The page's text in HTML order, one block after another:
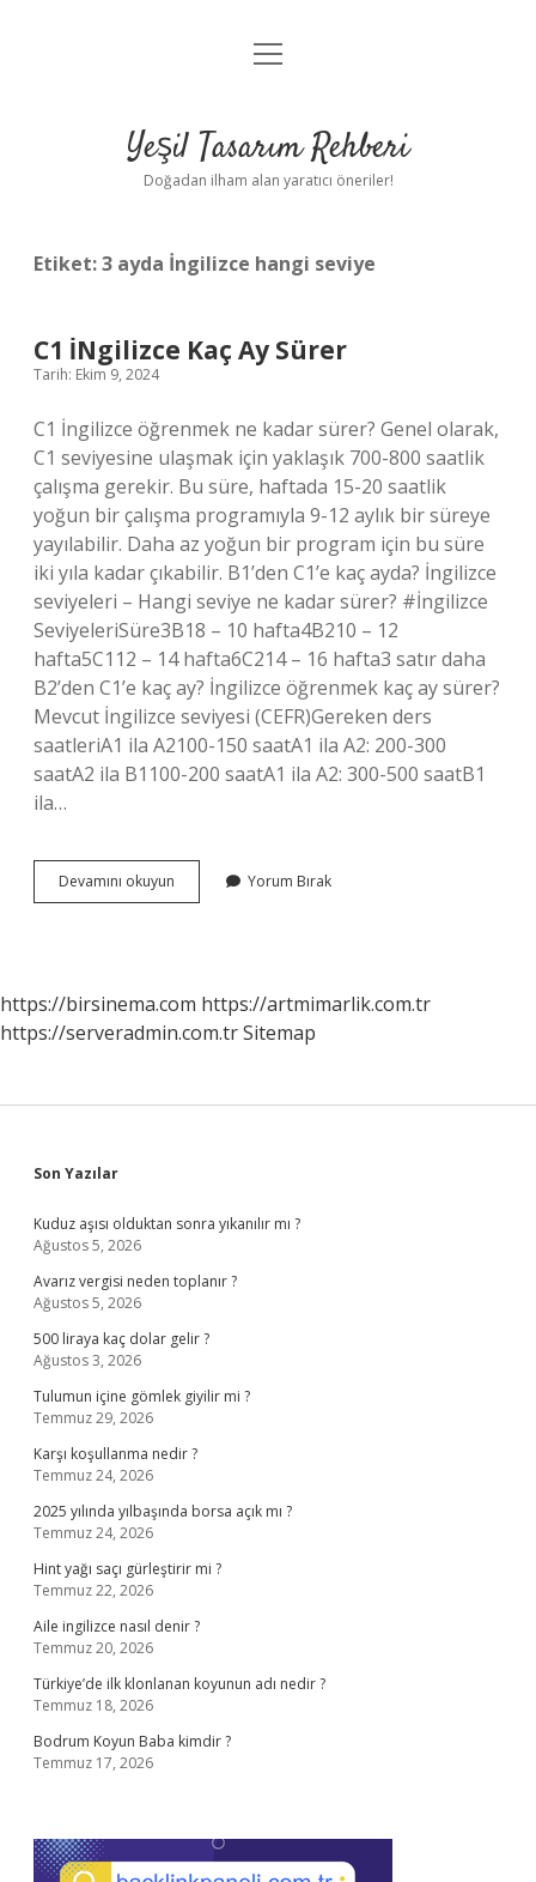
Anasayfa
Yasal Uyarı
menüyü
Yeşil Tasarım Rehberi
Doğadan ilham alan yaratıcı öneriler!
Etiket:3 ayda İngilizce hangi seviye
C1 İNgilizce Kaç Ay Sürer
Tarih: Ekim 9, 2024
C1 İngilizce öğrenmek ne kadar sürer? Genel olarak,
C1 seviyesine ulaşmak için yaklaşık 700-800 saatlik
çalışma gerekir. Bu süre, haftada 15-20 saatlik
yoğun bir çalışma programıyla 9-12 aylık bir süreye
yayılabilir. Daha az yoğun bir program için bu süre
iki yıla kadar çıkabilir. B1’den C1’e kaç ayda? İngilizce
seviyeleri – Hangi seviye ne kadar sürer? #İngilizce
SeviyeleriSüre3B18 – 10 hafta4B210 – 12
hafta5C112 – 14 hafta6C214 – 16 hafta3 satır daha
B2’den C1’e kaç ay? İngilizce öğrenmek kaç ay sürer?
Mevcut İngilizce seviyesi (CEFR)Gereken ders
saatleriA1 ila A2100-150 saatA1 ila A2: 200-300
saatA2 ila B1100-200 saatA1 ila A2: 300-500 saatB1
ila…
Devamını okuyun
İNgilizce
Yorum Bırak
https://birsinema.com https://artmimarlik.com.tr
https://serveradmin.com.trSitemap
Sidebar
Son Yazılar
Kuduz aşısı olduktan sonra yıkanılır mı ?
Ağustos 5, 2026
Avarız vergisi neden toplanır ?
Ağustos 5, 2026
500 liraya kaç dolar gelir ?
Ağustos 3, 2026
Tulumun içine gömlek giyilir mi ?
Temmuz 29, 2026
Karşı koşullanma nedir ?
Temmuz 24, 2026
2025 yılında yılbaşında borsa açık mı ?
Temmuz 24, 2026
Hint yağı saçı gürleştirir mi ?
Temmuz 22, 2026
Aile ingilizce nasıl denir ?
Temmuz 20, 2026
Türkiye’de ilk klonlanan koyunun adı nedir ?
Temmuz 18, 2026
Bodrum Koyun Baba kimdir ?
Temmuz 17, 2026